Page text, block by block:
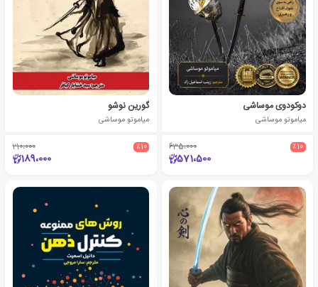
دوکودوی موساشی
میاموتو موساشی
٪10 635،000
571،500
گورین نوشو
میاموتو موساشی
٪10 210،000
189،000